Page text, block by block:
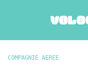
COMPAGNIE AEREE